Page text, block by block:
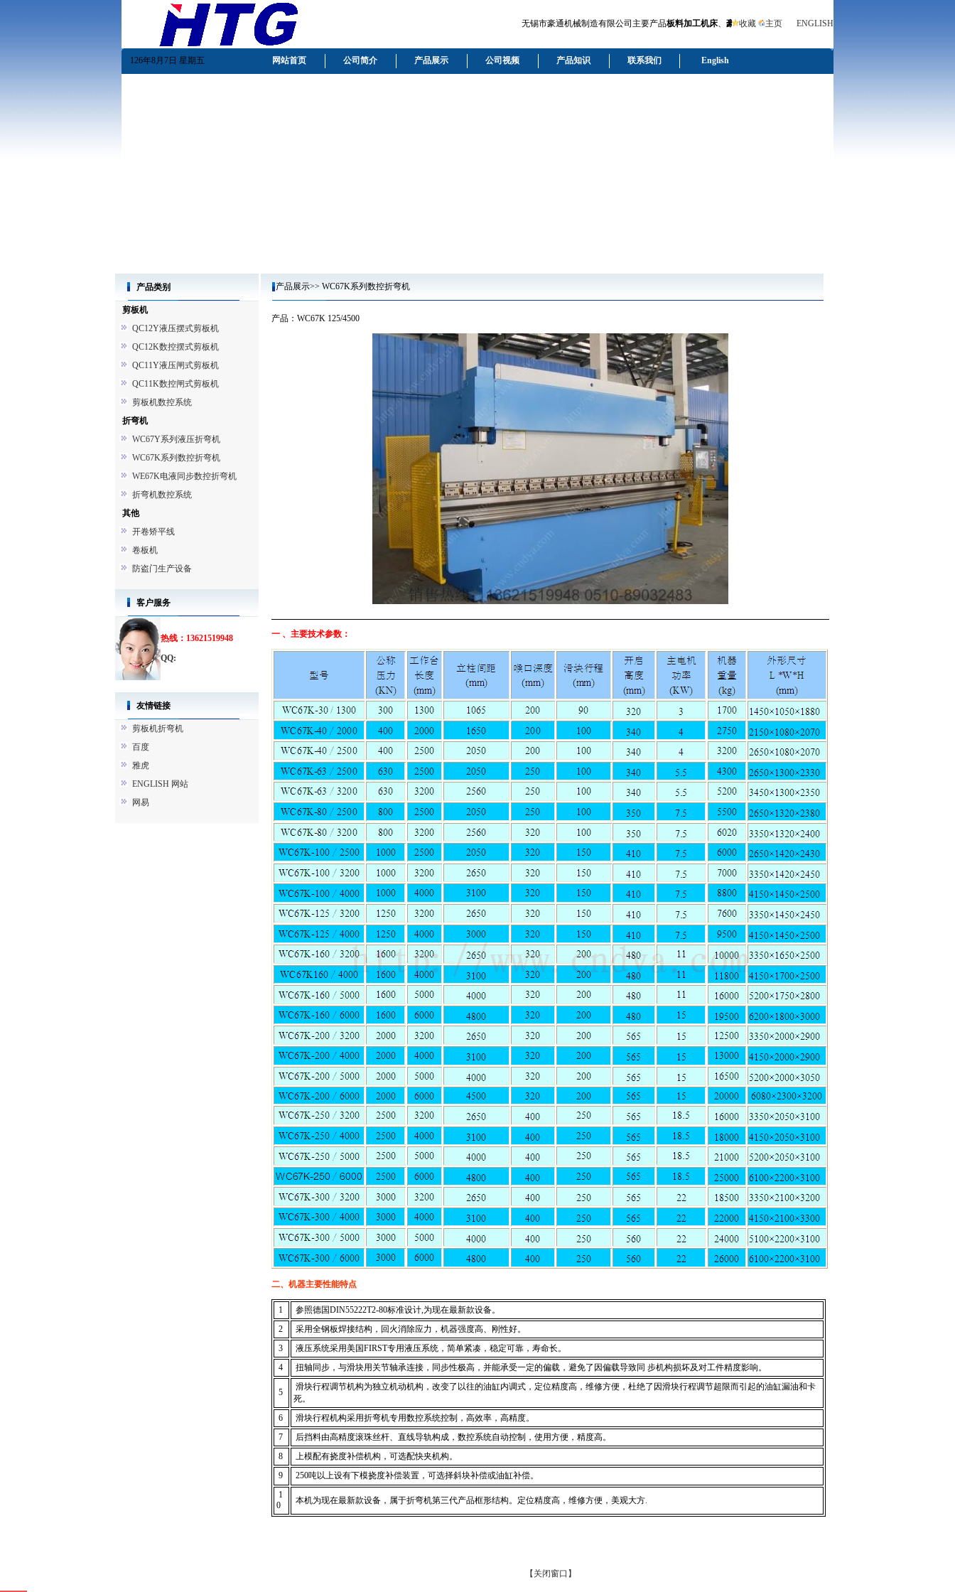
无锡市豪通机械制造有限公司主要产品板料加工机床、豪通牌液压折弯机、 液压摆式剪板机
收藏 主页 ENGLISH
126年8月7日 星期五 网站首页 公司简介 产品展示 公司视频 产品知识 联系我们 English
产品类别
剪板机
QC12Y液压摆式剪板机
QC12K数控摆式剪板机
QC11Y液压闸式剪板机
QC11K数控闸式剪板机
剪板机数控系统
折弯机
WC67Y系列液压折弯机
WC67K系列数控折弯机
WE67K电液同步数控折弯机
折弯机数控系统
其他
开卷矫平线
卷板机
防盗门生产设备
客户服务
热线：13621519948
QQ:
友情链接
剪板机折弯机
百度
雅虎
ENGLISH 网站
网易
产品展示>> WC67K系列数控折弯机
产品：WC67K 125/4500
一 、主要技术参数：
二、机器主要性能特点
1
参照德国DIN55222T2-80标准设计,为现在最新款设备。
2
采用全钢板焊接结构，回火消除应力，机器强度高、刚性好。
3
液压系统采用美国FIRST专用液压系统，简单紧凑，稳定可靠，寿命长。
4
扭轴同步，与滑块用关节轴承连接，同步性极高，并能承受一定的偏载，避免了因偏载导致同 步机构损坏及对工件精度影响。
5
滑块行程调节机构为独立机动机构，改变了以往的油缸内调式，定位精度高，维修方便，杜绝了因滑块行程调节超限而引起的油缸漏油和卡
死。
6
滑块行程机构采用折弯机专用数控系统控制，高效率，高精度。
7
后挡料由高精度滚珠丝杆、直线导轨构成，数控系统自动控制，使用方便，精度高。
8
上模配有挠度补偿机构，可选配快夹机构。
9
250吨以上设有下模挠度补偿装置，可选择斜块补偿或油缸补偿。
1
0
本机为现在最新款设备，属于折弯机第三代产品框形结构。定位精度高，维修方便，美观大方.
【关闭窗口】